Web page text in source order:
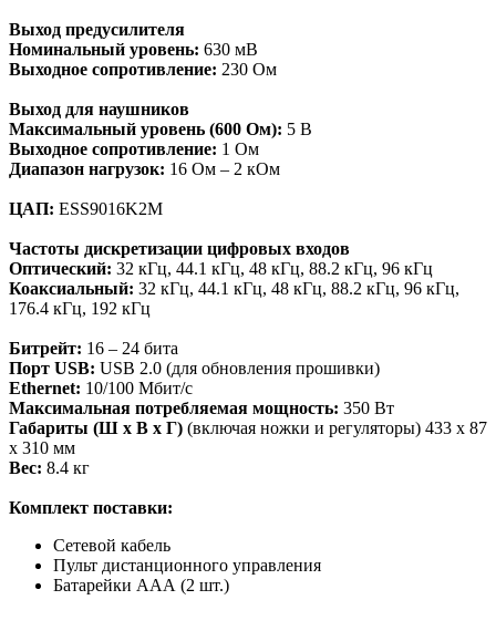
Выход предусилителя
Номинальный уровень: 630 мВ
Выходное сопротивление: 230 Ом
Выход для наушников
Максимальный уровень (600 Ом): 5 В
Выходное сопротивление: 1 Ом
Диапазон нагрузок: 16 Ом – 2 кОм
ЦАП: ESS9016K2M
Частоты дискретизации цифровых входов
Оптический: 32 кГц, 44.1 кГц, 48 кГц, 88.2 кГц, 96 кГц
Коаксиальный: 32 кГц, 44.1 кГц, 48 кГц, 88.2 кГц, 96 кГц,
176.4 кГц, 192 кГц
Битрейт: 16 – 24 бита
Порт USB: USB 2.0 (для обновления прошивки)
Ethernet: 10/100 Мбит/с
Максимальная потребляемая мощность: 350 Вт
Габариты (Ш x В x Г) (включая ножки и регуляторы) 433 х 87
x 310 мм
Вес: 8.4 кг
Комплект поставки:
Сетевой кабель
Пульт дистанционного управления
Батарейки ААА (2 шт.)